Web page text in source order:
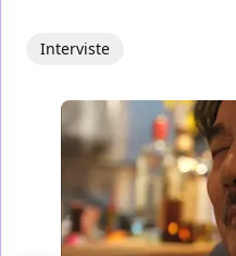
Interviste